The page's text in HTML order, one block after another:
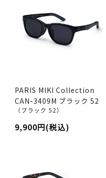
PARIS MIKI Collection
CAN-3409M ブラック 52
（ブラック 52）
9,900円(税込)